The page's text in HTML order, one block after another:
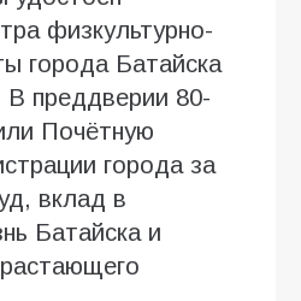
физкультурно-
города Батайска
преддверии 80-
Почётную
города за
вклад в
Батайска и